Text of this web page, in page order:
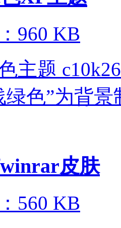
960 KB
主题
绿色”为背景
皮肤
560 KB